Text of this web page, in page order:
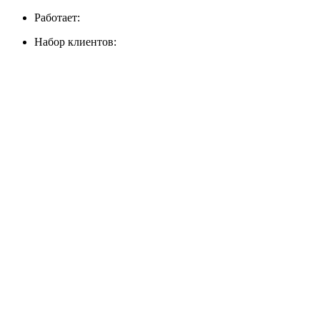
Работает:
Набор клиентов: